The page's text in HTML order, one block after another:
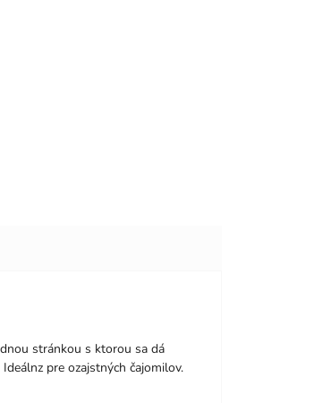
je 5 z 5 hviezdičiek.
stránkou s ktorou sa dá
pre ozajstných čajomilov.